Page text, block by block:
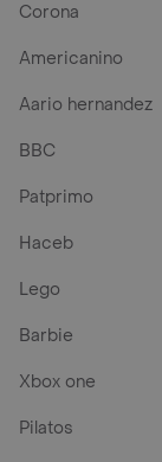
Corona
Americanino
Aario hernandez
BBC
Patprimo
Haceb
Lego
Barbie
Xbox one
Pilatos